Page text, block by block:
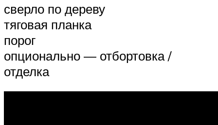
сверло по дереву
тяговая планка
порог
опционально — отбортовка /
отделка